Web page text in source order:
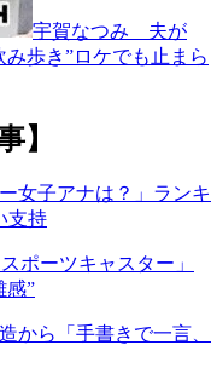
宇賀なつみ 夫が
み歩き”ロケでも止まら
】
女子アナは？」ランキ
支持
ポーツキャスター」
感”
から「手書きで一言、